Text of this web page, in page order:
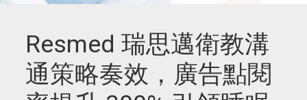
Resmed 瑞思邁衛教溝
通策略奏效，廣告點閱